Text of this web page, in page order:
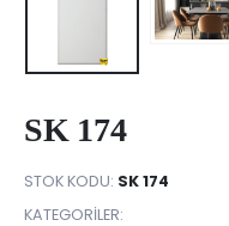
SK 174
STOK KODU: SK 174
KATEGORILER: